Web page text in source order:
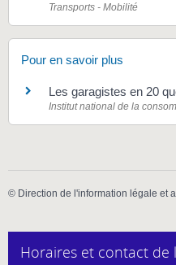
Transports - Mobilité
Pour en savoir plus
Les garagistes en 20
Institut national de la
© Direction de l'information légale et
Horaires et contact de